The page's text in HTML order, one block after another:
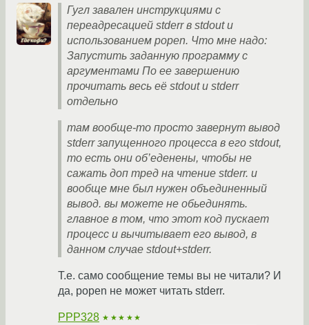
Гугл завален инструкциями с
переадресацией stderr в stdout и
использованием popen. Что мне надо:
Запустить заданную программу с
аргументами По ее завершению
прочитать весь её stdout и stderr
отдельно
там вообще-то просто завернут вывод
stderr запущенного процесса в его stdout,
то есть они об’еденены, чтобы не
сажать доп тред на чтение stderr. и
вообще мне был нужен объединенный
вывод. вы можете не обьединять.
главное в том, что этот код пускает
процесс и вычитывает его вывод, в
данном случае stdout+stderr.
Т.е. само сообщение темы вы не читали? И
да, popen не может читать stderr.
PPP328 ★★★★★